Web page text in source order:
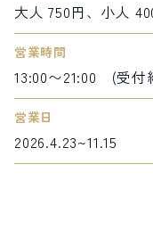
大人 750円、小人
営業時間
13:00〜21:00 (受付
営業日
2026.4.23~11.15